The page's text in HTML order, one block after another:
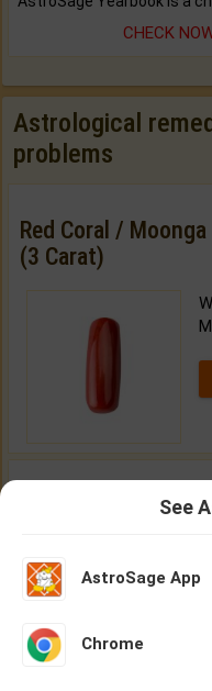
CHECK
Astrological
problems
Red Coral / Moonga
(3 Carat)
See
AstroSage App
Chrome
Home